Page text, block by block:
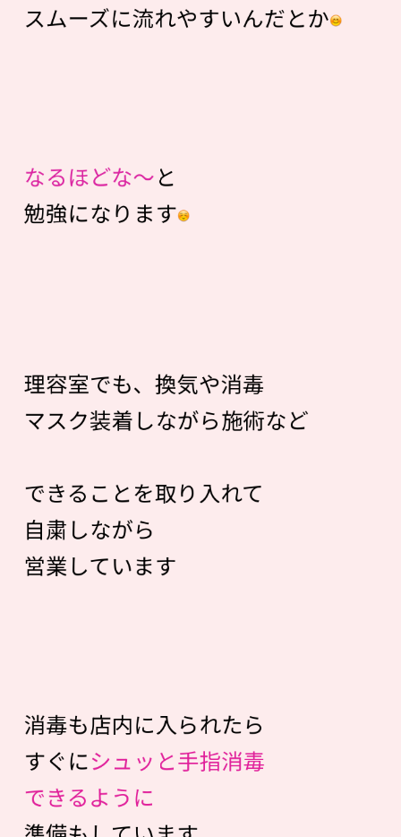
スムーズに流れやすいんだとか
なるほどな～と
勉強になります
理容室でも、換気や消毒
マスク装着しながら施術など
できることを取り入れて
自粛しながら
営業しています
消毒も店内に入られたら
すぐにシュッと手指消毒
できるように